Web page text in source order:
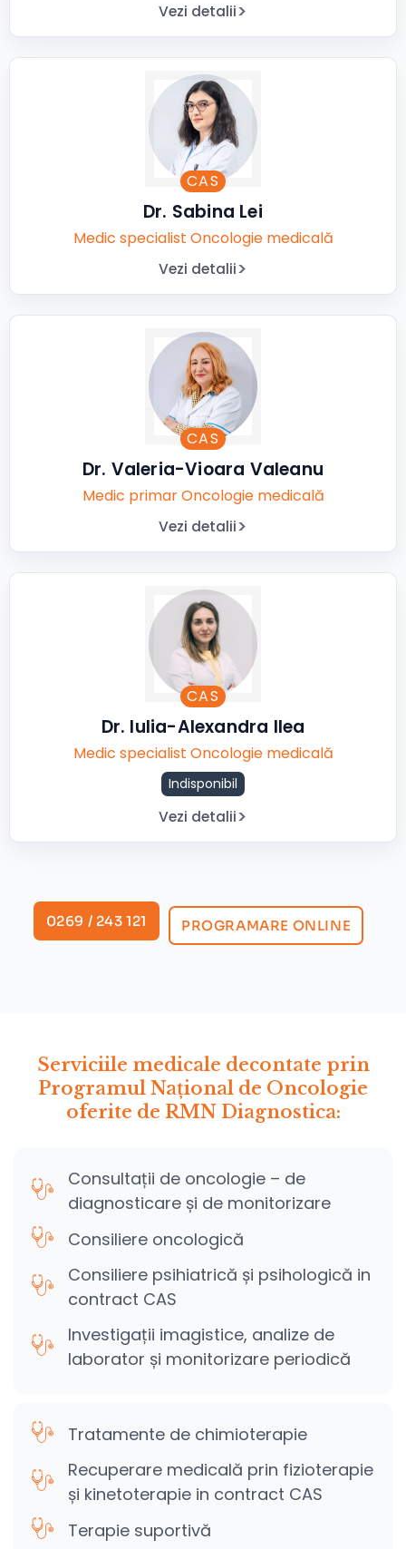
Vezi detalii
CAS
Dr. Sabina Lei
Medic specialist Oncologie medicală
Vezi detalii
CAS
Dr. Valeria-Vioara Valeanu
Medic primar Oncologie medicală
Vezi detalii
CAS
Dr. Iulia-Alexandra Ilea
Medic specialist Oncologie medicală
Indisponibil
Vezi detalii
0269 / 243 121 PROGRAMARE ONLINE
Serviciile medicale decontate prin
Programul Național de Oncologie
oferite de RMN Diagnostica:
Consultații de oncologie – de
diagnosticare și de monitorizare
Consiliere oncologică
Consiliere psihiatrică și psihologică in
contract CAS
Investigații imagistice, analize de
laborator și monitorizare periodică
Tratamente de chimioterapie
Recuperare medicală prin fizioterapie
și kinetoterapie in contract CAS
Terapie suportivă